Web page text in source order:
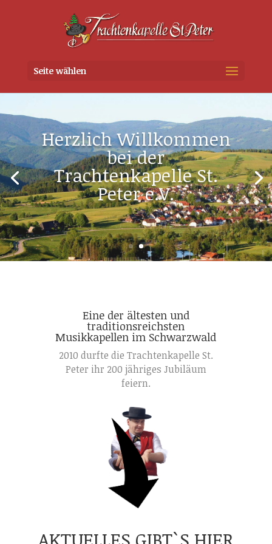
Seite wählen
Herzlich Willkommen
bei der
Trachtenkapelle St.
Peter e.V.
Eine der ältesten und
traditionsreichsten
Musikkapellen im Schwarzwald
2010 durfte die Trachtenkapelle St.
Peter ihr 200 jähriges Jubiläum
feiern.